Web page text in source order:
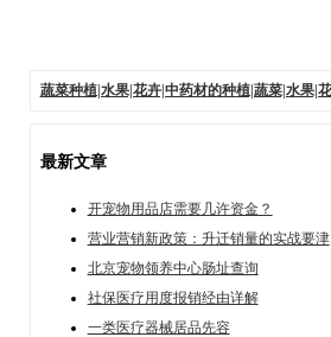
蔬菜种植|水果|花卉|中药材的种植|蔬菜|水果|
最新文章
开宠物用品店需要几许资金？
营业营销新政策：升迁销量的实战要津
北京宠物领养中心肠址查询
社保医疗用度报销经由详解
一类医疗器械居品先容